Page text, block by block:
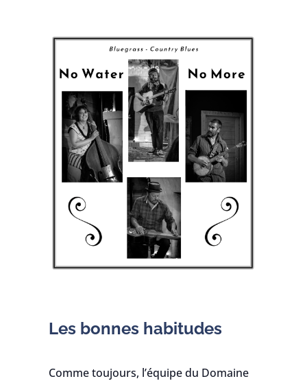
Les bonnes habitudes
Comme toujours, l’équipe du Domaine